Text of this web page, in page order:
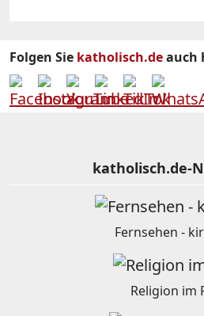
Folgen Sie katholisch.deauch
katholisch.de-
Fernsehen -
Religion im